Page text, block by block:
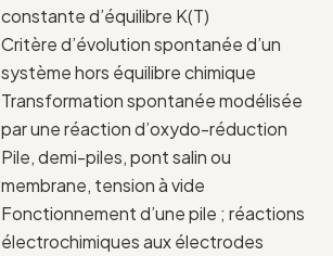
constante d’équilibre K(T)
Critère d’évolution spontanée d’un
système hors équilibre chimique
Transformation spontanée modélisée
par une réaction d’oxydo-réduction
Pile, demi-piles, pont salin ou
membrane, tension à vide
Fonctionnement d’une pile ; réactions
électrochimiques aux électrodes